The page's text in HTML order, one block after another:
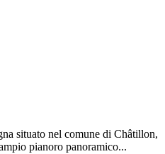
situato nel comune di Châtillon,
pianoro panoramico...